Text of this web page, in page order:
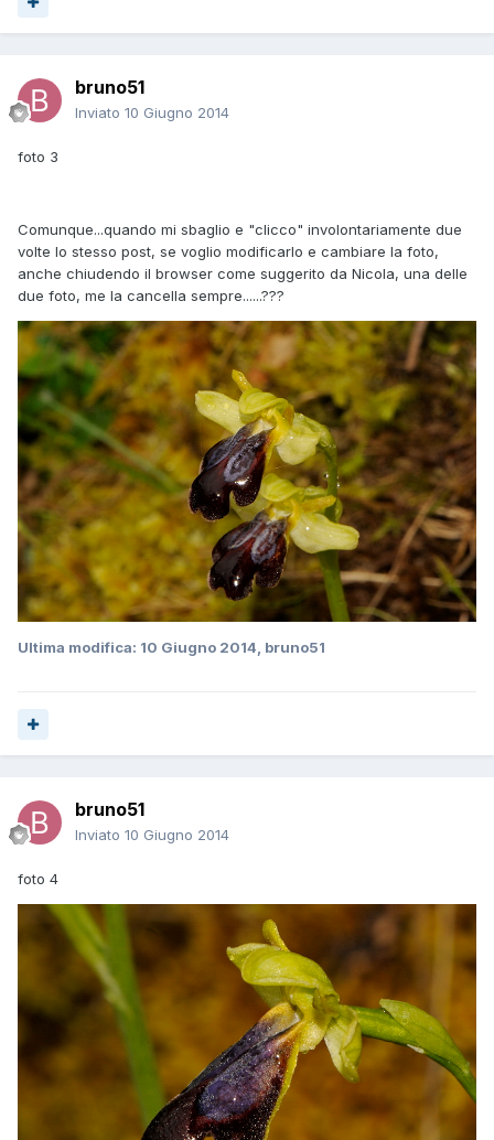
bruno51
Inviato 10 Giugno 2014
foto 3
Comunque...quando mi sbaglio e "clicco" involontariamente due
volte lo stesso post, se voglio modificarlo e cambiare la foto,
anche chiudendo il browser come suggerito da Nicola, una delle
due foto, me la cancella sempre......???
Ultima modifica: 10 Giugno 2014, bruno51
bruno51
Inviato 10 Giugno 2014
foto 4